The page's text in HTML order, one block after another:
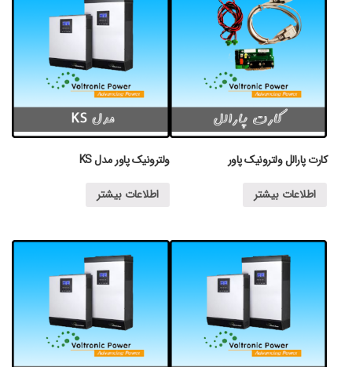
کارت پارالل ولترونیک پاور
اطلاعات بیشتر
ولترونیک پاور مدل KS
اطلاعات بیشتر